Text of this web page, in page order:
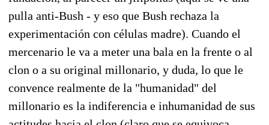
pulla anti-Bush - y eso que Bush rechaza la
experimentación con células madre). Cuando el
mercenario le va a meter una bala en la frente o al
clon o a su original millonario, y duda, lo que le
convence realmente de la "humanidad" del
millonario es la indiferencia e inhumanidad de sus